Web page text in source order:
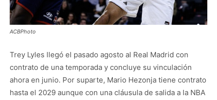
ACBPhoto
Trey Lyles llegó el pasado agosto al Real Madrid con
contrato de una temporada y concluye su vinculación
ahora en junio. Por suparte, Mario Hezonja tiene contrato
hasta el 2029 aunque con una cláusula de salida a la NBA